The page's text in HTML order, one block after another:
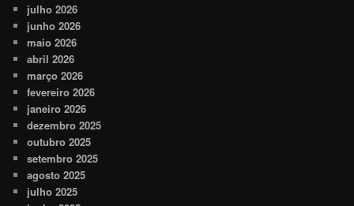
julho 2026
junho 2026
maio 2026
abril 2026
março 2026
fevereiro 2026
janeiro 2026
dezembro 2025
outubro 2025
setembro 2025
agosto 2025
julho 2025